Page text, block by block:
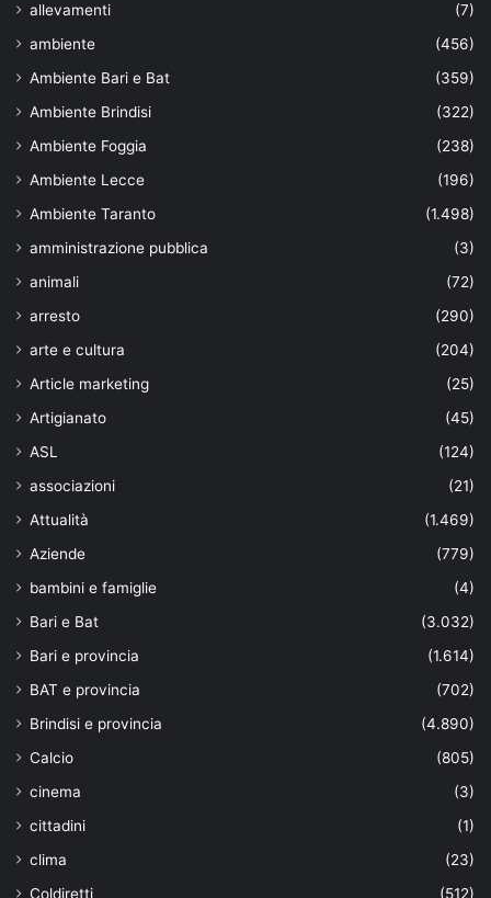
allevamenti
(7)
ambiente
(456)
Ambiente Bari e Bat
(359)
Ambiente Brindisi
(322)
Ambiente Foggia
(238)
Ambiente Lecce
(196)
Ambiente Taranto
(1.498)
amministrazione pubblica
(3)
animali
(72)
arresto
(290)
arte e cultura
(204)
Article marketing
(25)
Artigianato
(45)
ASL
(124)
associazioni
(21)
Attualità
(1.469)
Aziende
(779)
bambini e famiglie
(4)
Bari e Bat
(3.032)
Bari e provincia
(1.614)
BAT e provincia
(702)
Brindisi e provincia
(4.890)
Calcio
(805)
cinema
(3)
cittadini
(1)
clima
(23)
Coldiretti
(512)